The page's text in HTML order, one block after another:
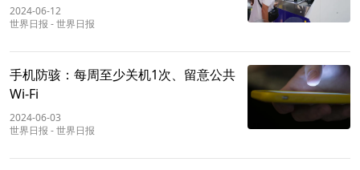
2024-06-12
世界日报 -世界日报
手机防骇：每周至少关机1次、留意公共
Wi-Fi
2024-06-03
世界日报 -世界日报